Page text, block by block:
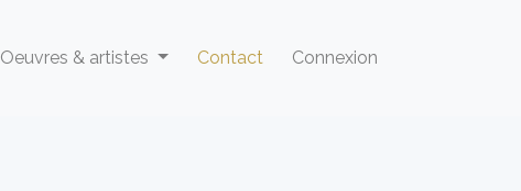
Oeuvres & artistes Contact Connexion